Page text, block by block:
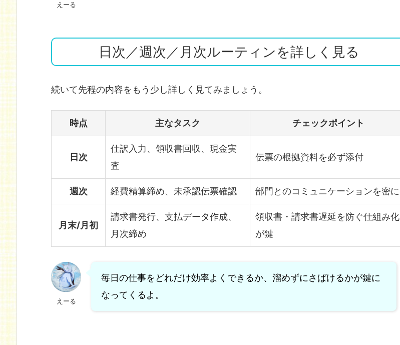
えーる
日次／週次／月次ルーティンを詳しく見る
続いて先程の内容をもう少し詳しく見てみましょう。
時点 主なタスク チェックポイント
日次
仕訳入力、領収書回収、現金実
査
伝票の根拠資料を必ず添付
週次 経費精算締め、未承認伝票確認 部門とのコミュニケーションを密に
月末/月初
請求書発行、支払データ作成、
月次締め
領収書・請求書遅延を防ぐ仕組み化
が鍵
えーる
毎日の仕事をどれだけ効率よくできるか、溜めずにさばけるかが鍵に
なってくるよ。